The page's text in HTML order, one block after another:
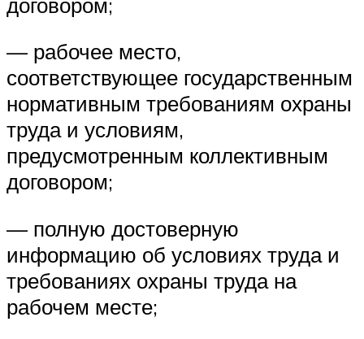
— рабочее место,
соответствующее государственным
нормативным требованиям охраны
труда и условиям,
предусмотренным коллективным
договором;
— полную достоверную
информацию об условиях труда и
требованиях охраны труда на
рабочем месте;